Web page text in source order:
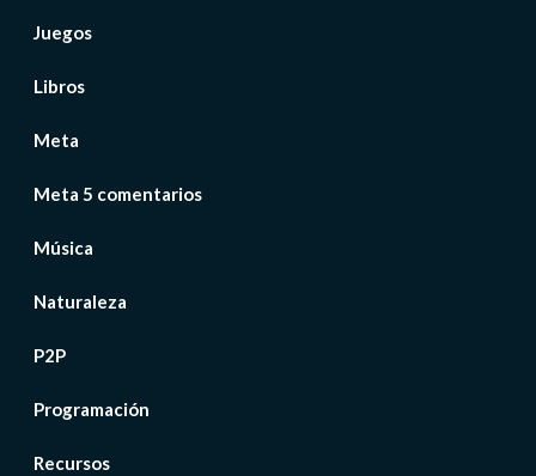
Juegos
Libros
Meta
Meta 5 comentarios
Música
Naturaleza
P2P
Programación
Recursos